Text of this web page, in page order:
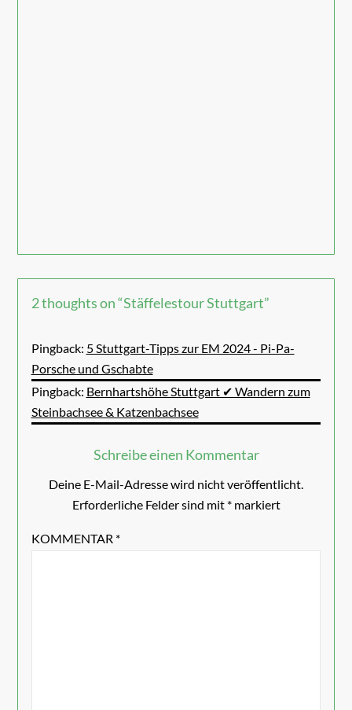
2 thoughts on “Stäffelestour Stuttgart”
Pingback: 5 Stuttgart-Tipps zur EM 2024 - Pi-Pa-
Porsche und Gschabte
Pingback: Bernhartshöhe Stuttgart ✔ Wandern zum
Steinbachsee & Katzenbachsee
Schreibe einen Kommentar
Deine E-Mail-Adresse wird nicht veröffentlicht.
Erforderliche Felder sind mit *markiert
KOMMENTAR *